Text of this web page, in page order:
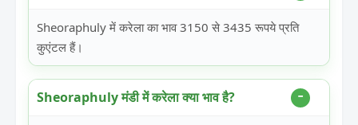
Sheoraphuly में करेला का भाव 3150 से 3435 रूपये प्रति
कुएंटल हैं।
Sheoraphuly मंडी में करेला क्या भाव है?